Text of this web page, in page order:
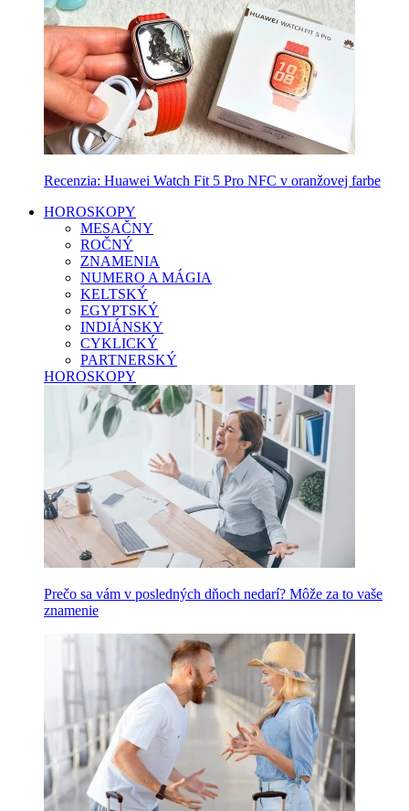
Recenzia: Huawei Watch Fit 5 Pro NFC v oranžovej farbe
HOROSKOPY
MESAČNY
ROČNÝ
ZNAMENIA
NUMERO A MÁGIA
KELTSKÝ
EGYPTSKÝ
INDIÁNSKY
CYKLICKÝ
PARTNERSKÝ
HOROSKOPY
Prečo sa vám v posledných dňoch nedarí? Môže za to vaše
znamenie